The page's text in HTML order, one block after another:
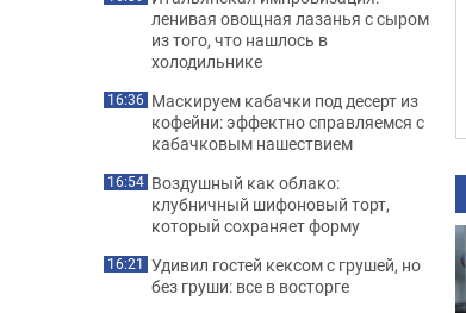
ленивая овощная лазанья с сыром
из того, что нашлось в
холодильнике
16:36 Маскируем кабачки под десерт из
кофейни: эффектно справляемся с
кабачковым нашествием
16:54 Воздушный как облако:
клубничный шифоновый торт,
который сохраняет форму
16:21 Удивил гостей кексом с грушей, но
без груши: все в восторге